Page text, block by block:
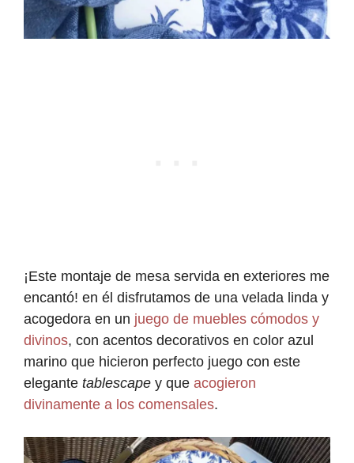
¡Este montaje de mesa servida en exteriores me
encantó! en él disfrutamos de una velada linda y
acogedora en un juego de muebles cómodos y
divinos, con acentos decorativos en color azul
marino que hicieron perfecto juego con este
elegante tablescape y que acogieron
divinamente a los comensales.